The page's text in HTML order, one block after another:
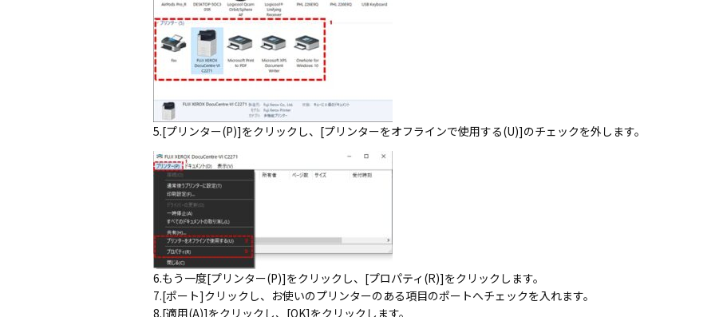
5.[プリンター(P)]をクリックし、[プリンターをオフラインで使用する(U)]のチェックを外します。
6.もう一度[プリンター(P)]をクリックし、[プロパティ(R)]をクリックします。
7.[ポート]クリックし、お使いのプリンターのある項目のポートへチェックを入れます。
8.[適用(A)]をクリックし、[OK]をクリックします。